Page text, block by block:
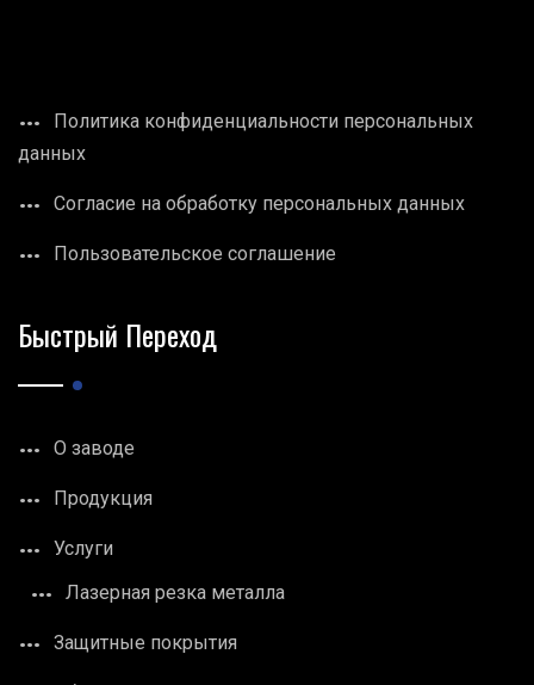
Политика конфиденциальности персональных
данных
Согласие на обработку персональных данных
Пользовательское соглашение
Быстрый Переход
О заводе
Продукция
Услуги
Лазерная резка металла
Защитные покрытия